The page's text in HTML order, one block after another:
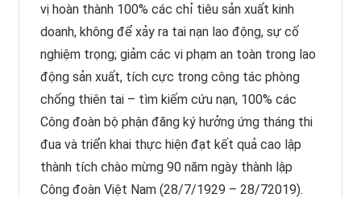
vị hoàn thành 100% các chỉ tiêu sản xuất kinh
doanh, không để xảy ra tai nạn lao động, sự cố
nghiệm trọng; giảm các vi phạm an toàn trong lao
động sản xuất, tích cực trong công tác phòng
chống thiên tai – tìm kiếm cứu nạn, 100% các
Công đoàn bộ phận đăng ký hưởng ứng tháng thi
đua và triển khai thực hiện đạt kết quả cao lập
thành tích chào mừng 90 năm ngày thành lập
Công đoàn Việt Nam (28/7/1929 – 28/72019).